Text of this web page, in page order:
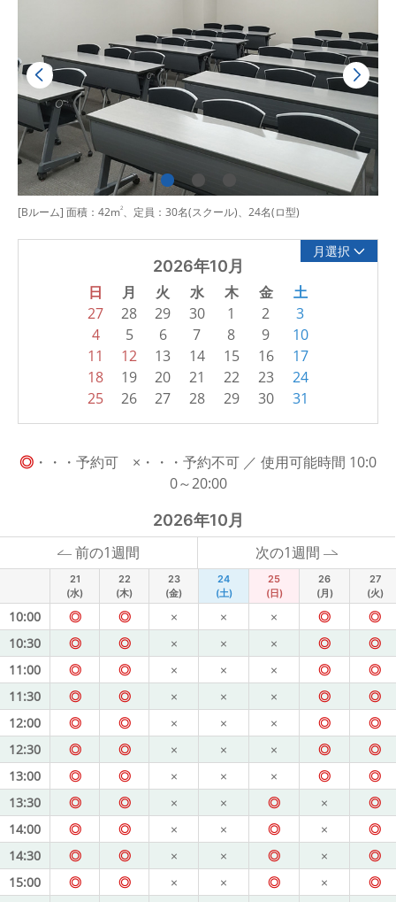
[Bルーム] 面積：42m2、定員：30名(スクール)、24名(ロ型)
月選択
2026年10月
日 月 火 水 木 金 土
27 28 29 30 1 2
3
4
5 6 7 8 9
10
11
12 13 14 15 16
17
18
19 20 21 22 23
24
25
26 27 28 29 30 31
◎ ・・・予約可 ×・・・予約不可 ／ 使用可能時間 10:0
0～20:00
2026年10月
前の1週間 次の1週間
21
(水)
22
(木)
23
(金)
24
(土)
25
(日)
26
(月)
27
(火)
10:00 ◎ ◎ × × × ◎
◎
10:30
◎ ◎ × × × ◎
◎
11:00
◎ ◎ × × × ◎
◎
11:30
◎ ◎ × × × ◎
◎
12:00
◎ ◎ × × × ◎
◎
12:30
◎ ◎ × × × ◎
◎
13:00
◎ ◎ × × × ◎
◎
13:30
◎ ◎ × × ◎ ×
◎
14:00
◎ ◎ × × ◎ ×
◎
14:30
◎ ◎ × × ◎ ×
◎
15:00
◎ ◎ × × ◎ ×
◎